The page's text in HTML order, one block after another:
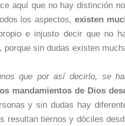
aquí que no hay distinción
los aspectos, existen
e injusto decir que no
porque sin dudas existen
que por así decirlo, se
mandamientos de Dios
y sin dudas hay
resultan tiernos y dóciles